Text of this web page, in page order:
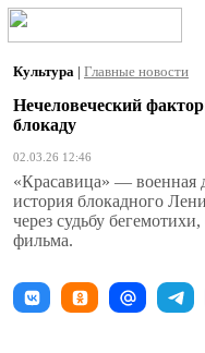
Культура | Главные новости
Нечеловеческий
блокаду
02.03.26 12:46
«Красавица» — военная
история блокадного
через судьбу
фильма.